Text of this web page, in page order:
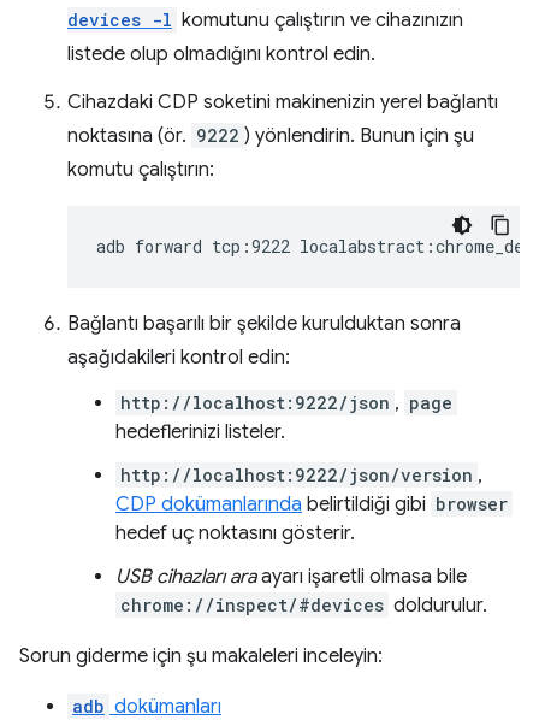
devices -l komutunu çalıştırın ve cihazınızın
listede olup olmadığını kontrol edin.
Cihazdaki CDP soketini makinenizin yerel bağlantı
noktasına (ör. 9222 ) yönlendirin. Bunun için şu
komutu çalıştırın:
adb forward tcp:9222
Bağlantı başarılı bir şekilde kurulduktan sonra
aşağıdakileri kontrol edin:
http://localhost:9222/json , page
hedeflerinizi listeler.
http://localhost:9222/json/version ,
CDP dokümanlarında belirtildiği gibi browser
hedef uç noktasını gösterir.
USB cihazları araayarı işaretli olmasa bile
chrome://inspect/#devices doldurulur.
Sorun giderme için şu makaleleri inceleyin:
adb dokümanları